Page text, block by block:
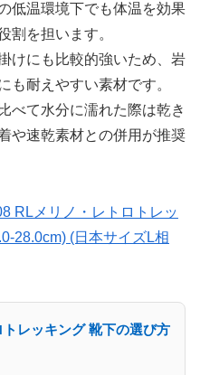
低温環境下でも体温を効果
割を担います。
けにも比較的強いため、岩
も耐えやすい素材です。
べて水分に濡れた際は乾き
や速乾素材との併用が推奨
RLメリノ・レトロトレッ
28.0cm) (日本サイズL相
レッキング 靴下の選び方